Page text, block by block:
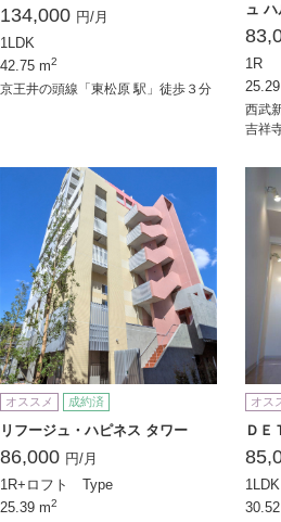
134,000 円/月
1LDK
42.75 m2
京王井の頭線「東松原 駅」徒歩３分
ュ ハ
1R
西武
吉祥
オススメ 成約済
リフージュ・ハピネス タワー
86,000 円/月
1R+ロフト Type
25.39 m2
オス
ＤＥ
1LDK